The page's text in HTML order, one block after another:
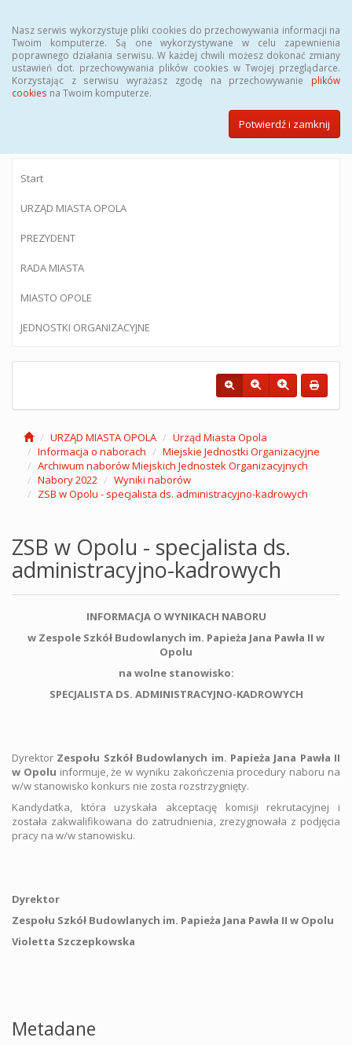
Nasz serwis wykorzystuje pliki cookies do przechowywania informacji na
Twoim komputerze. Są one wykorzystywane w celu zapewnienia
poprawnego działania serwisu. W każdej chwili możesz dokonać zmiany
ustawień dot. przechowywania plików cookies w Twojej przeglądarce.
Korzystając z serwisu wyrażasz zgodę na przechowywanie plików
cookies na Twoim komputerze.
Potwierdź i zamknij
BIULETYN INFORMACJI PUBLICZNEJ
Urzędu Miasta Opola
Start
URZĄD MIASTA OPOLA
PREZYDENT
RADA MIASTA
MIASTO OPOLE
JEDNOSTKI ORGANIZACYJNE
URZĄD MIASTA OPOLA
Urząd Miasta Opola
Informacja o naborach
Miejskie Jednostki Organizacyjne
Archiwum naborów Miejskich Jednostek Organizacyjnych
Nabory 2022
Wyniki naborów
ZSB w Opolu - specjalista ds. administracyjno-kadrowych
ZSB w Opolu - specjalista ds.
administracyjno-kadrowych
INFORMACJA O WYNIKACH NABORU
w Zespole Szkół Budowlanych im. Papieża Jana Pawła II w
Opolu
na wolne stanowisko:
SPECJALISTA DS. ADMINISTRACYJNO-KADROWYCH
Dyrektor Zespołu Szkół Budowlanych im. Papieża Jana Pawła II
w Opolu informuje, że w wyniku zakończenia procedury naboru na
w/w stanowisko konkurs nie zosta rozstrzygnięty.
Kandydatka, która uzyskała akceptację komisji rekrutacyjnej i
została zakwalifikowana do zatrudnienia, zrezygnowała z podjęcia
pracy na w/w stanowisku.
Dyrektor
Zespołu Szkół Budowlanych im. Papieża Jana Pawła II w Opolu
Violetta Szczepkowska
Metadane